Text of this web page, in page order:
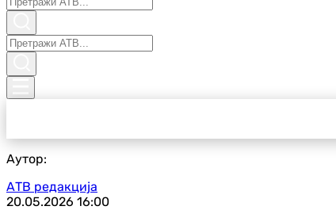
Аутор:
АТВ редакција
20.05.2026 16:00